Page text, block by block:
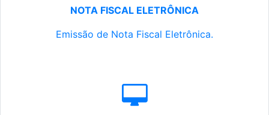
NOTA FISCAL ELETRÔNICA
Emissão de Nota Fiscal Eletrônica.